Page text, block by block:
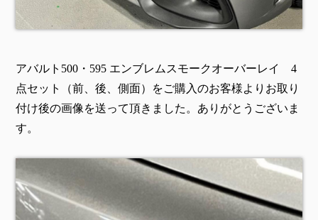
アバルト500・595 エンブレムスモークオーバーレイ 4
点セット（前、後、側面）をご購入のお客様よりお取り
付け後の画像を送って頂きました。ありがとうございま
す。